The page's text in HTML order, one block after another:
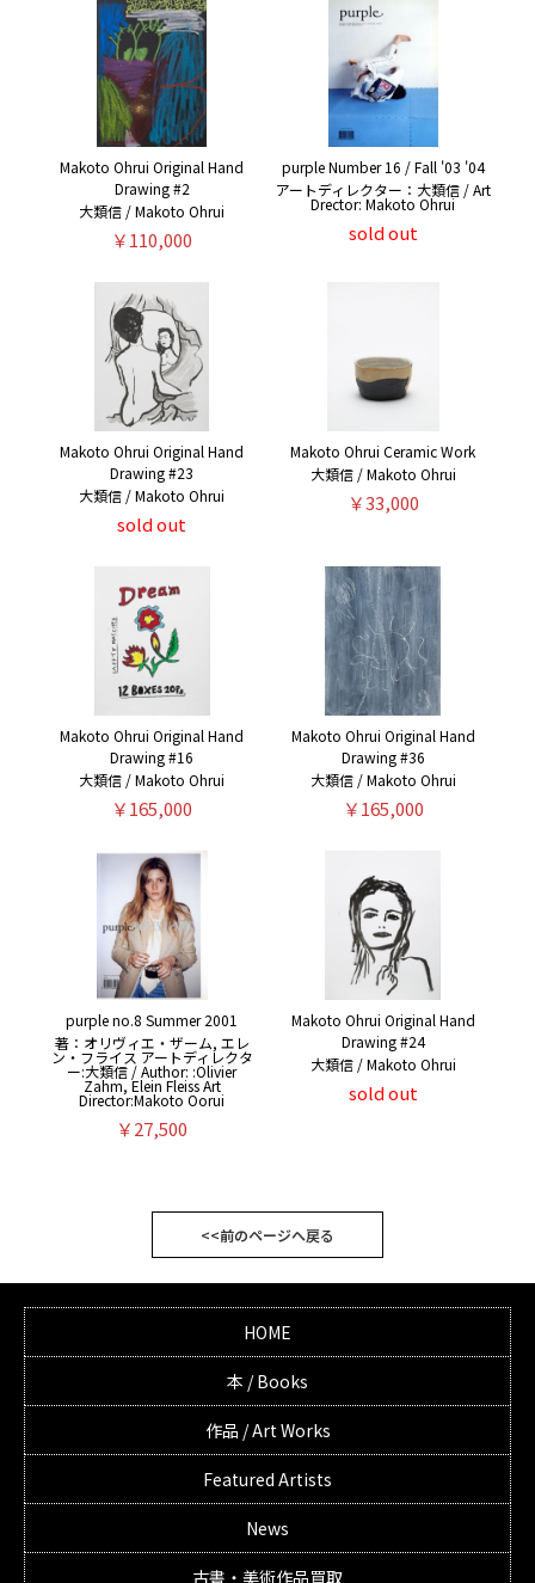
Makoto Ohrui Original Hand
Drawing #2
大類信 / Makoto Ohrui
￥110,000
purple Number 16 / Fall '03 '04
アートディレクター：大類信 / Art
Drector: Makoto Ohrui
sold out
Makoto Ohrui Original Hand
Drawing #23
大類信 / Makoto Ohrui
sold out
Makoto Ohrui Ceramic Work
大類信 / Makoto Ohrui
￥33,000
Makoto Ohrui Original Hand
Drawing #16
大類信 / Makoto Ohrui
￥165,000
Makoto Ohrui Original Hand
Drawing #36
大類信 / Makoto Ohrui
￥165,000
purple no.8 Summer 2001
著：オリヴィエ・ザーム, エレ
ン・フライス アートディレクタ
ー:大類信 / Author: :Olivier
Zahm, Elein Fleiss Art
Director:Makoto Oorui
￥27,500
Makoto Ohrui Original Hand
Drawing #24
大類信 / Makoto Ohrui
sold out
<<前のページへ戻る
HOME
本 / Books
作品 / Art Works
Featured Artists
News
古書・美術作品買取